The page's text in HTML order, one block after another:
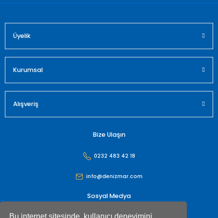
Bu internet sitesinde, kullanıcı deneyimini
Üyelik
Kurumsal
Alışveriş
Bize Ulaşın
0232 483 42 18
info@denizmar.com
Sosyal Medya